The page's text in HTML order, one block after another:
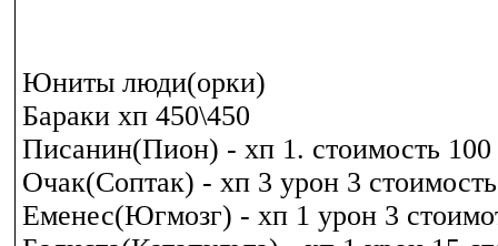
Юниты люди(орки)
Бараки хп 450\450
Писанин(Пион) - хп 1. стоимость 100
Очак(Соптак) - хп 3 урон 3
Еменес(Югмозг) - хп 1 урон 3